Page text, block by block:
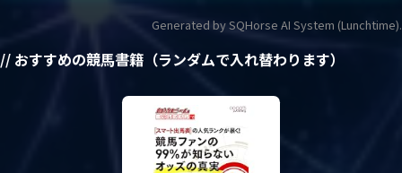
Generated by SQHorse AI System (Lunchtime).
// おすすめの競馬書籍（ランダムで入れ替わります）